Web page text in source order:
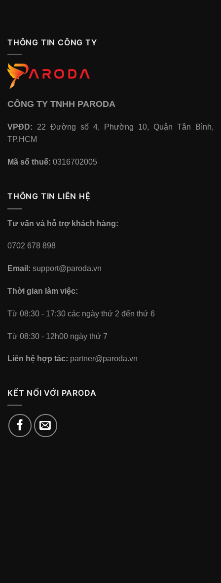
THÔNG TIN CÔNG TY
CÔNG TY TNHH PARODA
VPĐD: 22 Đường số 4, Phường 10, Quận Tân Bình,
TP.HCM
Mã số thuế: 0316702005
THÔNG TIN LIÊN HỆ
Tư vấn và hỗ trợ khách hàng:
0702 678 898
Email: support@paroda.vn
Thời gian làm việc:
Từ 08:30 - 17:30 các ngày thứ 2 đến thứ 6
Từ 08:30 - 12h00 ngày thứ 7
Liên hệ hợp tác: partner@paroda.vn
KẾT NỐI VỚI PARODA